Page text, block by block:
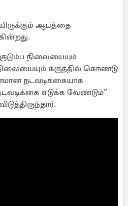
ஆபத்தை
நிலையையும்
கருத்தில் கொண்டு
நடவடிக்கையாக
எடுக்க வேண்டும்”